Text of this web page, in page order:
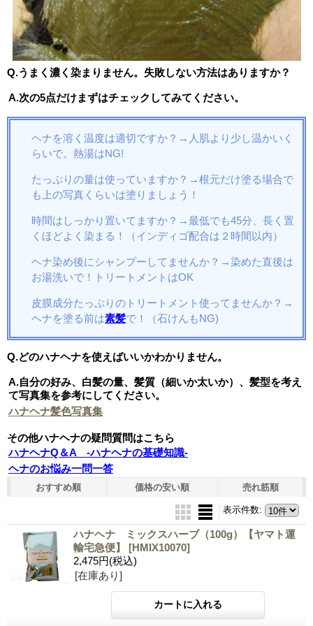
Q.うまく濃く染まりません。失敗しない方法はありますか？
A.次の5点だけまずはチェックしてみてください。
ヘナを溶く温度は適切ですか？→人肌より少し温かいく
らいで。熱湯はNG!
たっぷりの量は使っていますか？→根元だけ塗る場合で
も上の写真くらいは塗りましょう！
時間はしっかり置いてますか？→最低でも45分、長く置
くほどよく染まる！（インディゴ配合は２時間以内）
ヘナ染め後にシャンプーしてませんか？→染めた直後は
お湯洗いで！トリートメントはOK
皮膜成分たっぷりのトリートメント使ってませんか？→
ヘナを塗る前は素髪で！（石けんもNG)
Q.どのハナヘナを使えばいいかわかりません。
A.自分の好み、白髪の量、髪質（細いか太いか）、髪型を考え
て写真集を参考にしてください。
ハナヘナ髪色写真集
その他ハナヘナの疑問質問はこちら
ハナヘナQ＆A -ハナヘナの基礎知識-
ヘナのお悩み一問一答
おすすめ順 価格の安い順 売れ筋順
表示件数:
ハナヘナ ミックスハーブ（100g）【ヤマト運
輸宅急便】 [HMIX10070]
2,475円(税込)
[在庫あり]